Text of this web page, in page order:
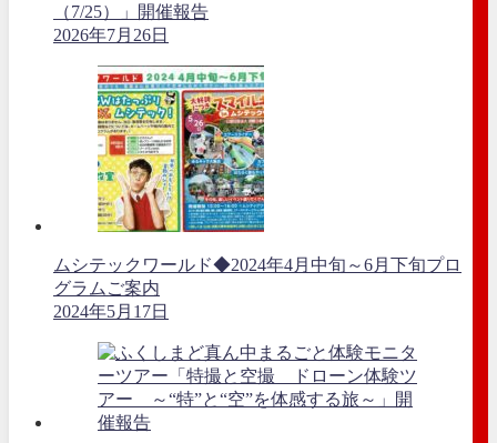
（7/25）」開催報告
2026年7月26日
ムシテックワールド◆2024年4月中旬～6月下旬プロ
グラムご案内
2024年5月17日